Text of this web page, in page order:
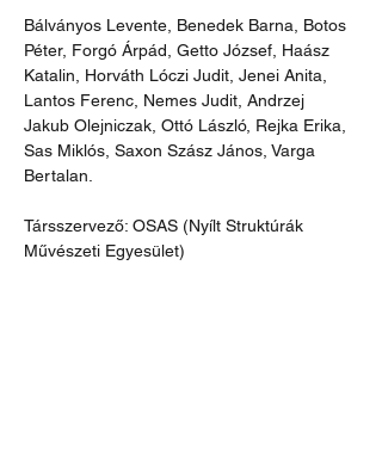
Bálványos Levente, Benedek Barna, Botos
Péter, Forgó Árpád, Getto József, Haász
Katalin, Horváth Lóczi Judit, Jenei Anita,
Lantos Ferenc, Nemes Judit, Andrzej
Jakub Olejniczak, Ottó László, Rejka Erika,
Sas Miklós, Saxon Szász János, Varga
Bertalan.
Társszervező: OSAS (Nyílt Struktúrák
Művészeti Egyesület)